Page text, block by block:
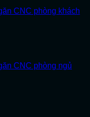
CNC phòng khách
CNC phòng ngủ